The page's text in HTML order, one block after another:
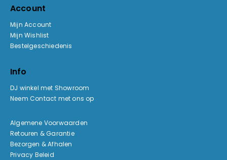
Account
Mijn Account
Mijn Wishlist
Bestelgeschiedenis
Info
DJ winkel met Showroom
Neem Contact met ons op
Algemene Voorwaarden
Retouren & Garantie
Bezorgen & Afhalen
Privacy Beleid